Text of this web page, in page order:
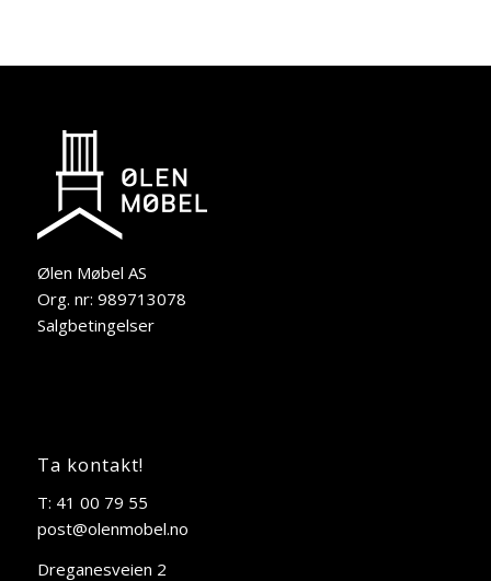
Ølen Møbel AS
Org. nr: 989713078
Salgbetingelser
Ta kontakt!
T: 41 00 79 55
post@olenmobel.no
Dreganesveien 2